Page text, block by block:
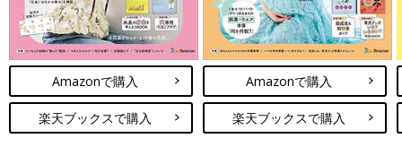
ば、ぜひチェックしてみてください。
(文・水川ちさ)
●記事内容でご紹介している投稿、リンク先は、削除される場合
があります。あらかじめご了承ください。
●記事の内容は2024年12月の情報で、現在と異なる場合がありま
す。
Amazonで購入
楽天ブックスで購入
Amazonで購入
楽天ブックスで購入